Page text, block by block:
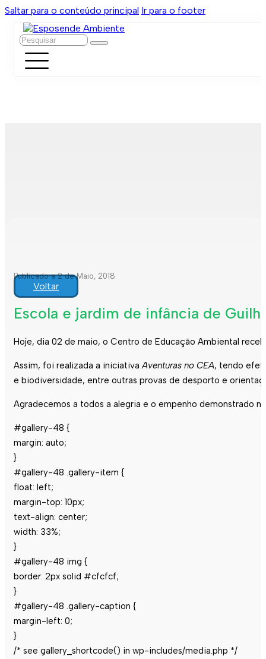
Saltar para o conteúdo principal Ir para o footer
Pesquisar
Publicado a 2 de Maio, 2018
Voltar
Escola e jardim de infância de
Hoje, dia 02 de maio, o Centro de Educação Ambiental
Assim, foi realizada a iniciativa Aventuras no CEA, tendo
e biodiversidade, entre outras provas de desporto e
Agradecemos a todos a alegria e o empenho demonstrado
#gallery-48 {
margin: auto;
}
#gallery-48 .gallery-item {
float: left;
margin-top: 10px;
text-align: center;
width: 33%;
}
#gallery-48 img {
border: 2px solid #cfcfcf;
}
#gallery-48 .gallery-caption {
margin-left: 0;
}
/* see gallery_shortcode() in wp-includes/media.php */